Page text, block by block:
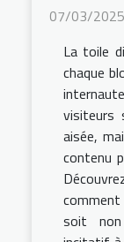
07/03/
La toile
chaque
visiteurs
aisée,
contenu
soit